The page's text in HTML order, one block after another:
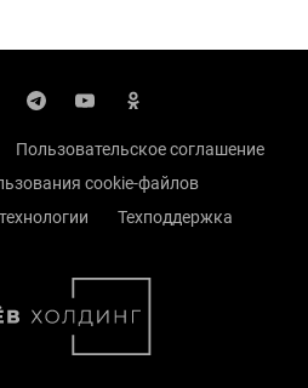
Пользовательское соглашение
cookie-файлов
Техподдержка